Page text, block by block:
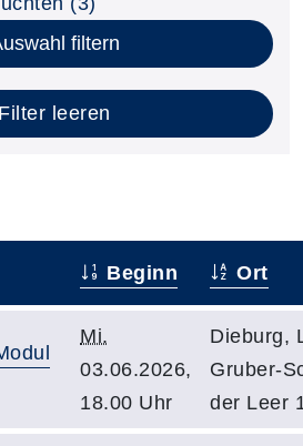
filtern
Filter leeren
Beginn Ort
Mi.
03.06.2026,
18.00 Uhr
Dieburg,
Gruber-
der Leer